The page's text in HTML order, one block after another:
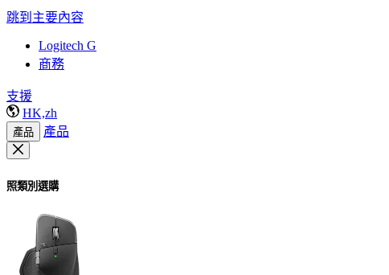
跳到主要內容
Logitech G
商務
支援
HK,zh
產品 產品
照類別選購